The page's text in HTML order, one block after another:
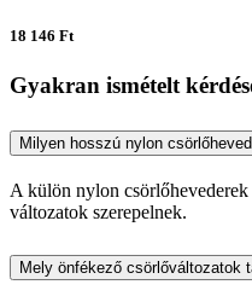
18 146 Ft
Gyakran ismételt
Milyen hosszú nylon
A külön nylon
változatok szerepelnek.
Mely önfékező csörlőváltozatok